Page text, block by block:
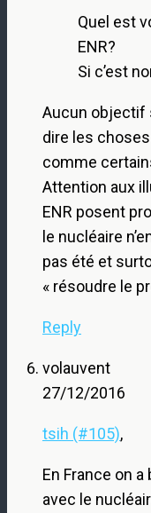
Quel est
ENR?
Si c’est
Aucun objectif
dire les
comme
Attention aux
ENR posent
le nucléaire
pas été et
« résoudre le
Reply
volauvent
27/12/2016
tsih (#105),
En France on
avec le